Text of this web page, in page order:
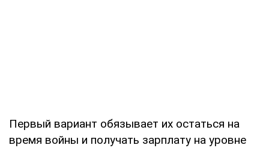
Первый вариант обязывает их остаться на
время войны и получать зарплату на уровне